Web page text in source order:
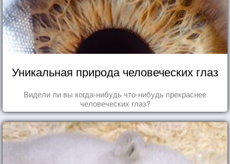
Уникальная природа человеческих глаз
Видели ли вы когда-нибудь что-нибудь прекраснее
человеческих глаз?